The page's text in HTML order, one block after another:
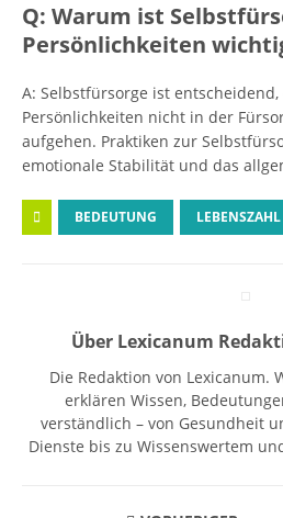
Q: Warum ist
Persönlichkeiten
A: Selbstfürsorge ist
Persönlichkeiten nicht in der
aufgehen. Praktiken zur
emotionale Stabilität und das
BEDEUTUNG
Über Lexicanum
Die Redaktion von Lexicanum.
erklären Wissen,
verständlich – von Gesundheit
Dienste bis zu Wissenswertem